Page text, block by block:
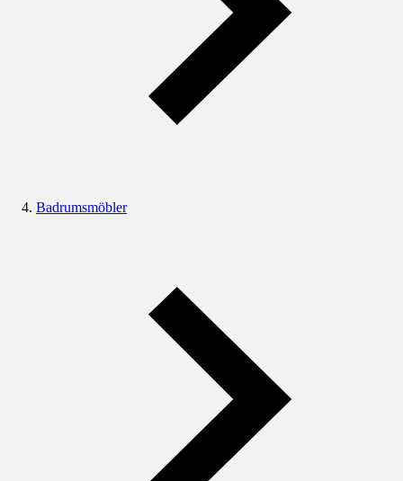
Badrumsmöbler